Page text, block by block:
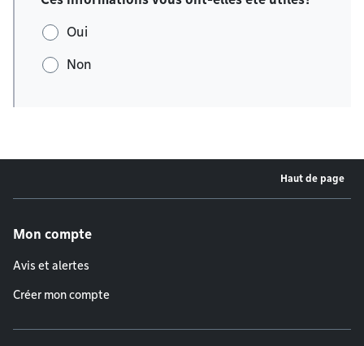
Oui
Non
Haut de page
Mon compte
Avis et alertes
Créer mon compte